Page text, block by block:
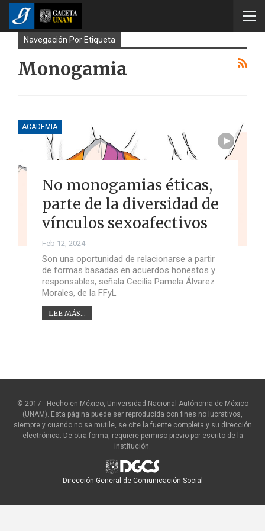
Navegación Por Etiqueta
Monogamia
ACADEMIA
No monogamias éticas,
parte de la diversidad de
vínculos sexoafectivos
Feb 12, 2024
Son una oportunidad de relacionarse a partir
de formas basadas en acuerdos honestos y
responsables, señala Cecilia Pamela Álvarez
Morales, de la FFyL
LEE MÁS...
© 2017 - Hecho en México, Universidad Nacional Autónoma de México
(UNAM). Esta página puede ser reproducida con fines no lucrativos,
siempre y cuando no se mutile, se cite la fuente completa y su dirección
electrónica. De otra forma, requiere permiso previo por escrito de la
institución.
Dirección General de Comunicación Social